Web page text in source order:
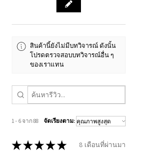
สินค้านี้ยังไม่มีบทวิจารณ์ ดังนั้น
โปรดตรวจสอบบทวิจารณ์อื่น ๆ
ของเราแทน
1 - 6 จาก 88 จัดเรียงตาม:
★★★★★ 8 เดือนที่ผ่านมา